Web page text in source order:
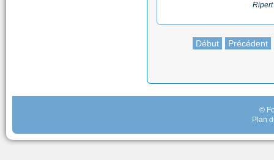
Ripert
Début Précédent
©
Plan